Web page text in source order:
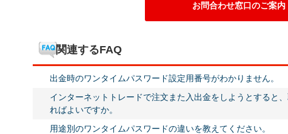
お問合わせ窓口のご案内
関連するFAQ
出金時のワンタイムパスワード設定用番号がわかりません。
インターネットトレードで注文また入出金をしようとすると
ればよいですか。
用途別のワンタイムパスワードの違いを教えてください。